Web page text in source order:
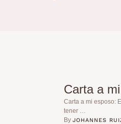
Carta a
Carta a mi esposo:
tener …
By JOHANNES